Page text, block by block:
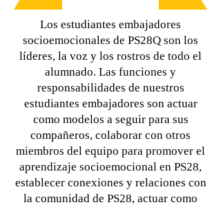
Los estudiantes embajadores
socioemocionales de PS28Q son los
líderes, la voz y los rostros de todo el
alumnado. Las funciones y
responsabilidades de nuestros
estudiantes embajadores son actuar
como modelos a seguir para sus
compañeros, colaborar con otros
miembros del equipo para promover el
aprendizaje socioemocional en PS28,
establecer conexiones y relaciones con
la comunidad de PS28, actuar como